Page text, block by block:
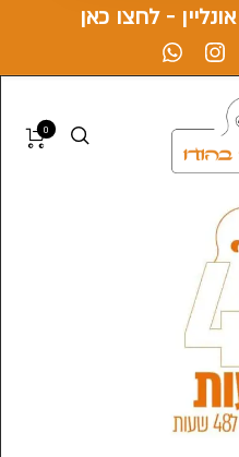
- לחצו כאן
0